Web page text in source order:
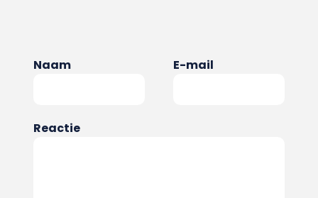
Naam E-mail
Reactie